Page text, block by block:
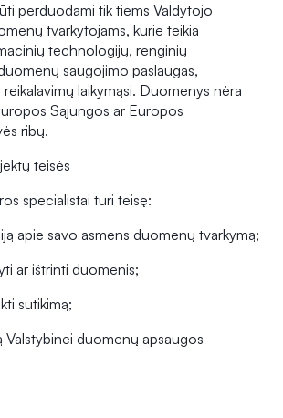
perduodami tik tiems Valdytojo
tvarkytojams, kurie teikia
technologijų, renginių
saugojimo paslaugas,
laikymąsi. Duomenys nėra
Sąjungos ar Europos
ribų.
teisės
specialistai turi teisę:
apie savo asmens duomenų tvarkymą;
ar ištrinti duomenis;
sutikimą;
duomenų apsaugos